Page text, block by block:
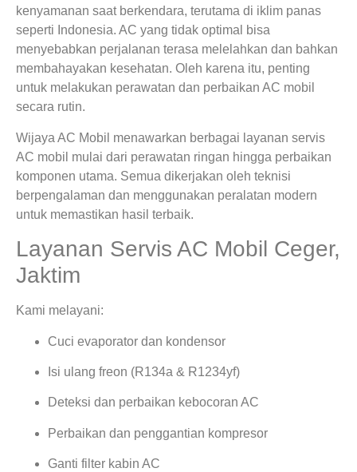
kenyamanan saat berkendara, terutama di iklim panas
seperti Indonesia. AC yang tidak optimal bisa
menyebabkan perjalanan terasa melelahkan dan bahkan
membahayakan kesehatan. Oleh karena itu, penting
untuk melakukan perawatan dan perbaikan AC mobil
secara rutin.
Wijaya AC Mobil menawarkan berbagai layanan servis
AC mobil mulai dari perawatan ringan hingga perbaikan
komponen utama. Semua dikerjakan oleh teknisi
berpengalaman dan menggunakan peralatan modern
untuk memastikan hasil terbaik.
Layanan Servis AC Mobil Ceger,
Jaktim
Kami melayani:
Cuci evaporator dan kondensor
Isi ulang freon (R134a & R1234yf)
Deteksi dan perbaikan kebocoran AC
Perbaikan dan penggantian kompresor
Ganti filter kabin AC